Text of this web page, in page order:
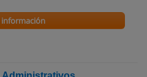
información